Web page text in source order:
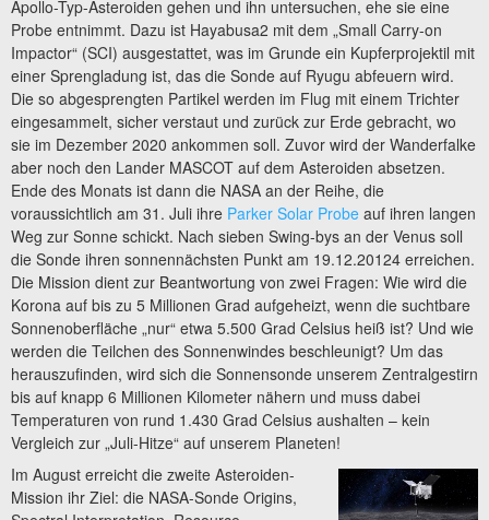
Apollo-Typ-Asteroiden gehen und ihn untersuchen, ehe sie eine
Probe entnimmt. Dazu ist Hayabusa2 mit dem „Small Carry-on
Impactor“ (SCI) ausgestattet, was im Grunde ein Kupferprojektil mit
einer Sprengladung ist, das die Sonde auf Ryugu abfeuern wird.
Die so abgesprengten Partikel werden im Flug mit einem Trichter
eingesammelt, sicher verstaut und zurück zur Erde gebracht, wo
sie im Dezember 2020 ankommen soll. Zuvor wird der Wanderfalke
aber noch den Lander MASCOT auf dem Asteroiden absetzen.
Ende des Monats ist dann die NASA an der Reihe, die
voraussichtlich am 31. Juli ihre Parker Solar Probe auf ihren langen
Weg zur Sonne schickt. Nach sieben Swing-bys an der Venus soll
die Sonde ihren sonnennächsten Punkt am 19.12.20124 erreichen.
Die Mission dient zur Beantwortung von zwei Fragen: Wie wird die
Korona auf bis zu 5 Millionen Grad aufgeheizt, wenn die suchtbare
Sonnenoberfläche „nur“ etwa 5.500 Grad Celsius heiß ist? Und wie
werden die Teilchen des Sonnenwindes beschleunigt? Um das
herauszufinden, wird sich die Sonnensonde unserem Zentralgestirn
bis auf knapp 6 Millionen Kilometer nähern und muss dabei
Temperaturen von rund 1.430 Grad Celsius aushalten – kein
Vergleich zur „Juli-Hitze“ auf unserem Planeten!
Im August erreicht die zweite Asteroiden-
Mission ihr Ziel: die NASA-Sonde Origins,